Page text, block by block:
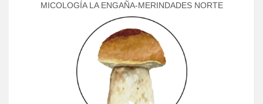
MICOLOGÍA LA ENGAÑA-MERINDADES NORTE